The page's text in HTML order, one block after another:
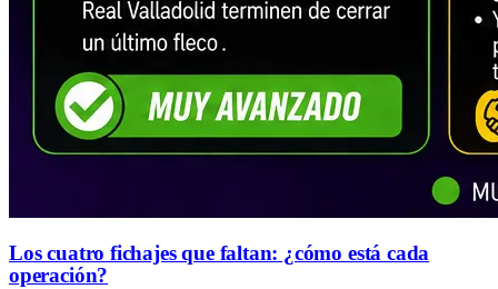
Los cuatro fichajes que faltan: ¿cómo está cada
operación?